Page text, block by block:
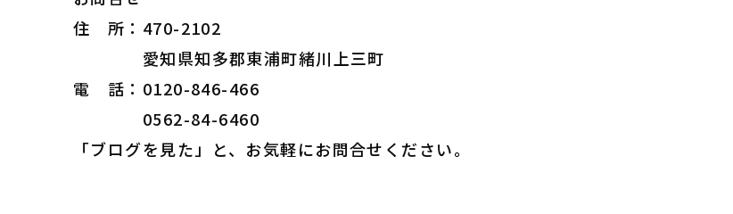
住 所：470-2102
愛知県知多郡東浦町緒川上三町
電 話：0120-846-466
0562-84-6460
「ブログを見た」と、お気軽にお問合せください。